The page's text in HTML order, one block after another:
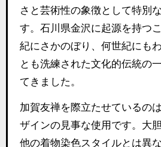
さと芸術性の象徴として特別
す。石川県金沢に起源を持つ
紀にさかのぼり、何世紀にも
とも洗練された文化的伝統の
てきました。
加賀友禅を際立たせているの
ザインの見事な使用です。大
他の着物染色スタイルとは異